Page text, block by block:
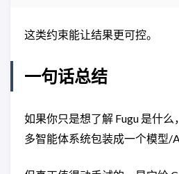
这类约束能让结果更可控。
一句话总结
如果你只是想了解 Fugu 是什
多智能体系统包装成一个模型/